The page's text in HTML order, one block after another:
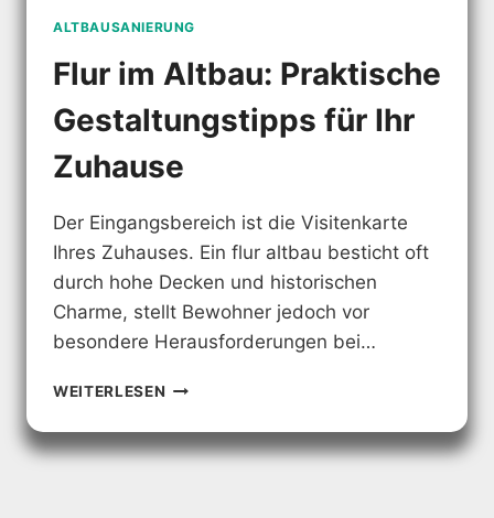
ALTBAUSANIERUNG
Flur im Altbau: Praktische
Gestaltungstipps für Ihr
Zuhause
Der Eingangsbereich ist die Visitenkarte
Ihres Zuhauses. Ein flur altbau besticht oft
durch hohe Decken und historischen
Charme, stellt Bewohner jedoch vor
besondere Herausforderungen bei…
WEITERLESEN FLUR
ALTBAU:
PRAKTISCHE